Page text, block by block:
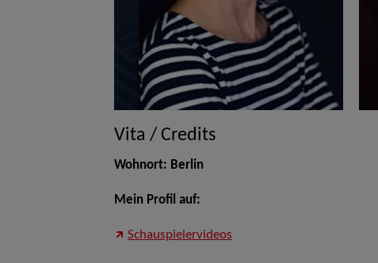
Vita / Credits
Wohnort: Berlin
Mein Profil auf:
Schauspielervideos